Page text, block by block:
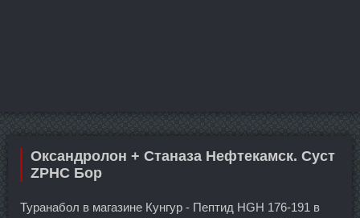
Оксандролон + Станаза Нефтекамск. Суст
ZPHC Бор
Туранабол в магазине Кунгур - Пептид HGH 176-191 в